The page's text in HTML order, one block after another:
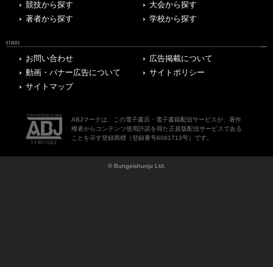
競技から探す
大会から探す
著者から探す
学校から探す
OTHERS
お問い合わせ
広告掲載について
動画・バナー広告について
サイトポリシー
サイトマップ
ABJマークは、この電子書店・電子書籍配信サービスが、著作
権者からコンテンツ使用許諾を得た正規版配信サービスである
ことを示す登録商標（登録番号6091713号）です。
© Bungeishunju Ltd.